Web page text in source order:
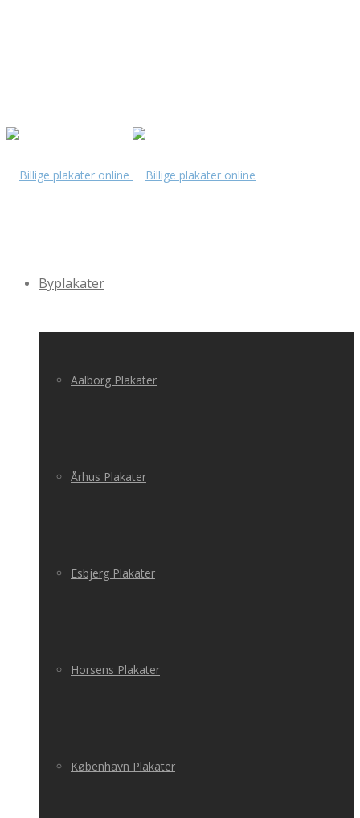
Byplakater
Aalborg Plakater
Århus Plakater
Esbjerg Plakater
Horsens Plakater
København Plakater